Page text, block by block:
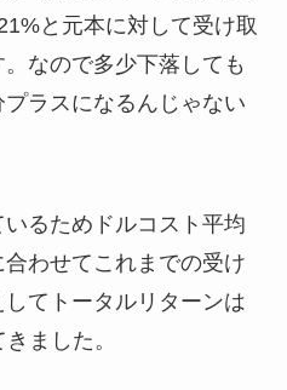
と元本に対して受け取
なので多少下落しても
ラスになるんじゃない
るためドルコスト平均
わせてこれまでの受け
てトータルリターンは
ました。